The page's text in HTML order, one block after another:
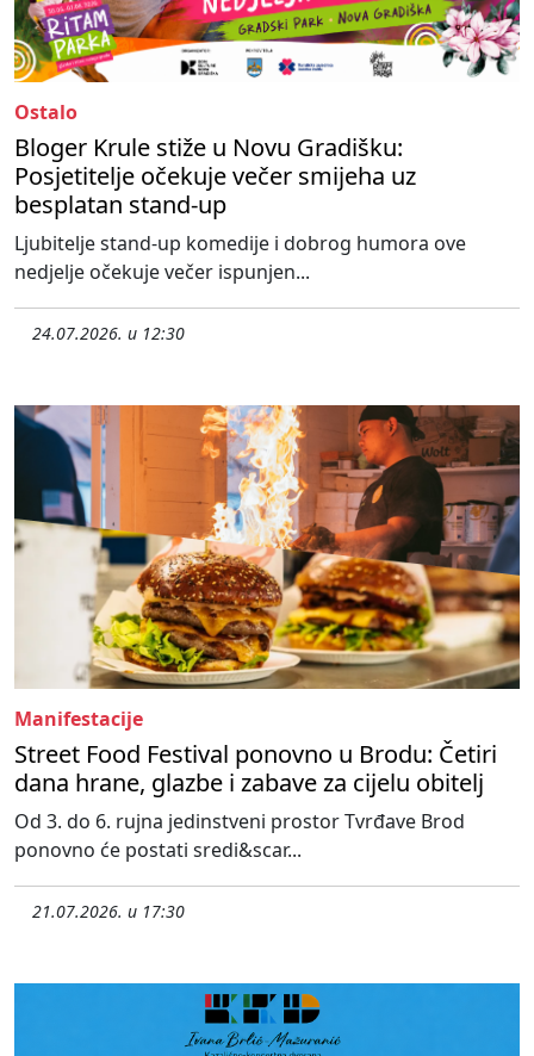
Ostalo
Bloger Krule stiže u Novu Gradišku:
Posjetitelje očekuje večer smijeha uz
besplatan stand-up
Ljubitelje stand-up komedije i dobrog humora ove
nedjelje očekuje večer ispunjen...
24.07.2026. u 12:30
Manifestacije
Street Food Festival ponovno u Brodu: Četiri
dana hrane, glazbe i zabave za cijelu obitelj
Od 3. do 6. rujna jedinstveni prostor Tvrđave Brod
ponovno će postati sredi&scar...
21.07.2026. u 17:30